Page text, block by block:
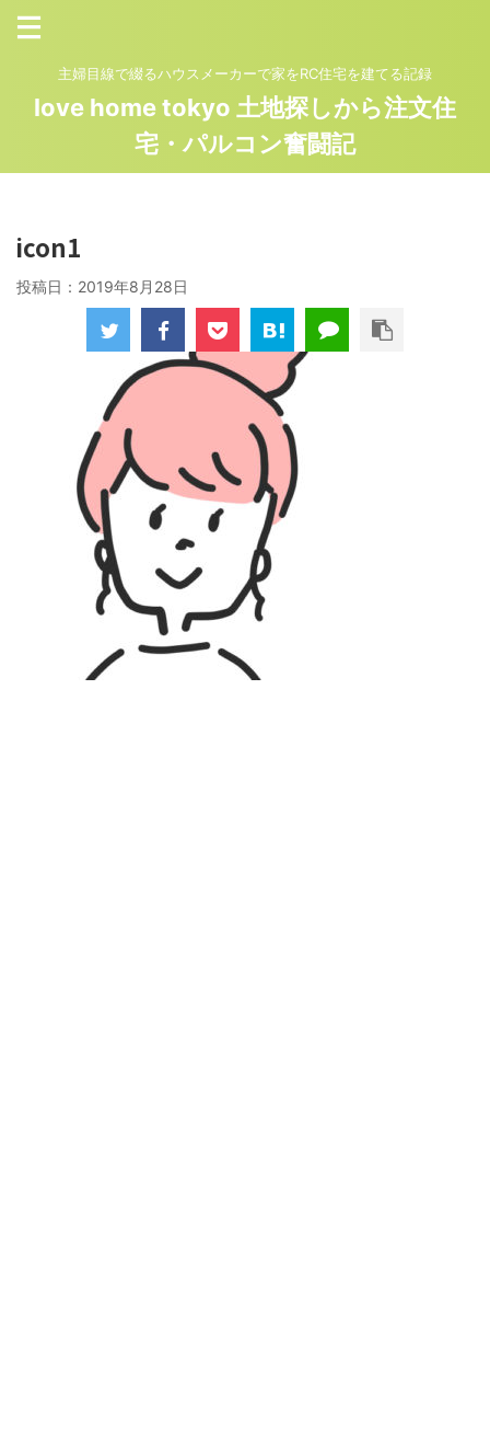
主婦目線で綴るハウスメーカーで家をRC住宅を建てる記録
love home tokyo 土地探しから注文住
宅・パルコン奮闘記
icon1
投稿日： 2019年8月28日